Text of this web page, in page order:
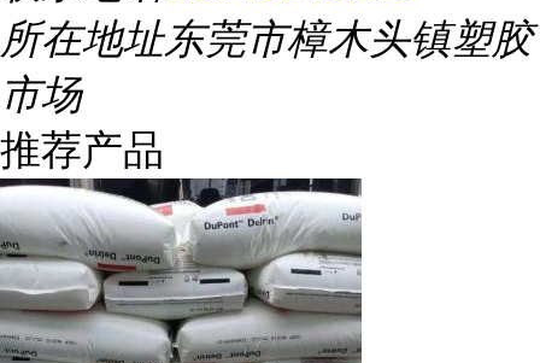
所在地址东莞市樟木头镇塑胶
市场
推荐产品